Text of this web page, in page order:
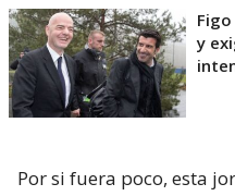
y
Por si fuera poco, esta